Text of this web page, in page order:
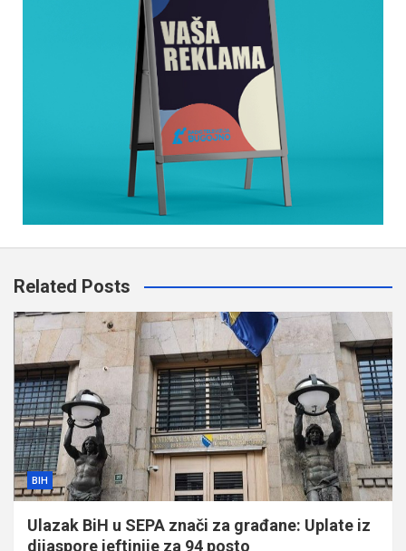
Related Posts
BIH
Ulazak BiH u SEPA znači za građane: Uplate iz
dijaspore jeftinije za 94 posto